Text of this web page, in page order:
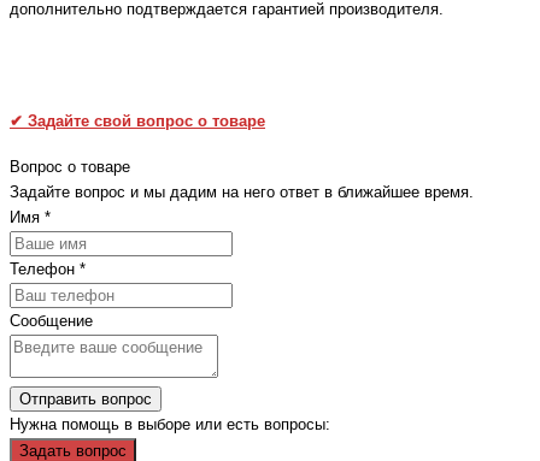
дополнительно подтверждается гарантией производителя.
✔ Задайте свой вопрос о товаре
Вопрос о товаре
Задайте вопрос и мы дадим на него ответ в ближайшее время.
Имя *
Телефон *
Сообщение
Отправить вопрос
Нужна помощь в выборе или есть вопросы:
Задать вопрос